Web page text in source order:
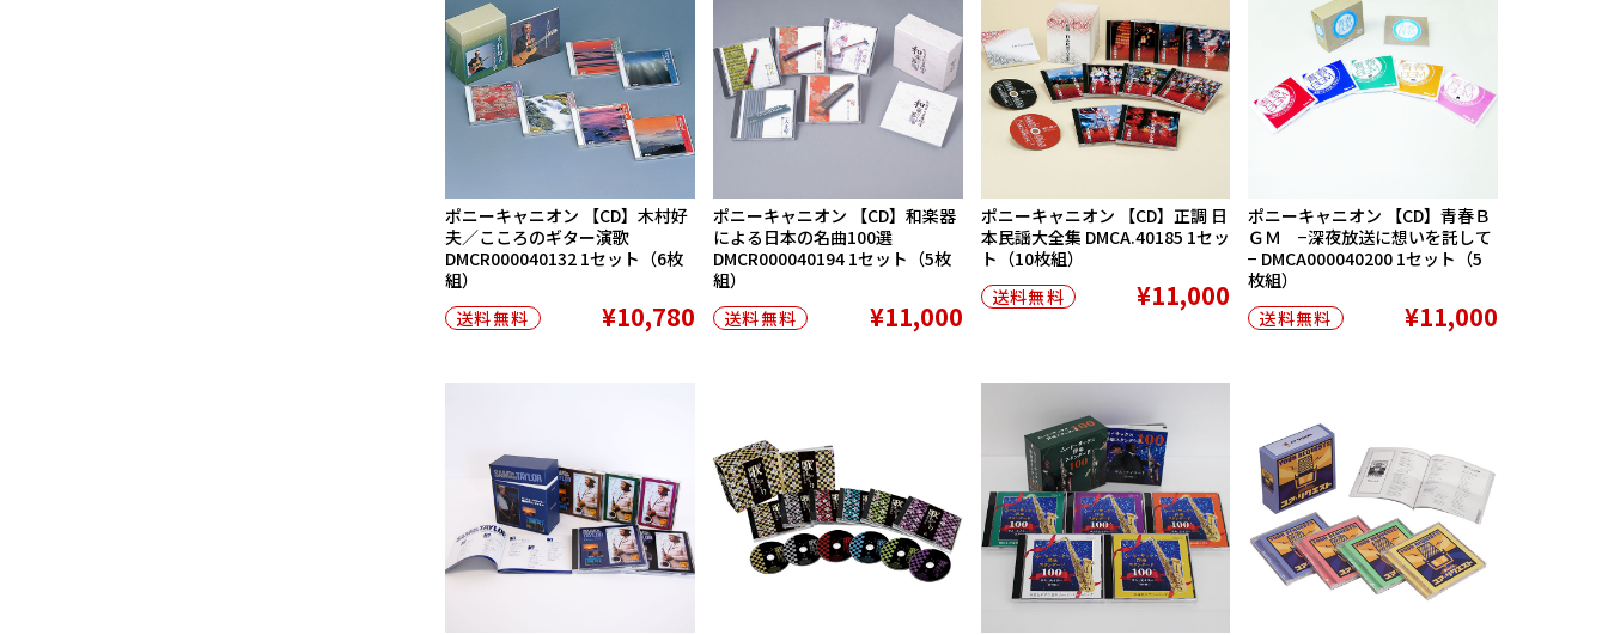
ポニーキャニオン 【CD】木村好
夫／こころのギター演歌
DMCR000040132 1セット（6枚
組）
送料無料
¥10,780
ポニーキャニオン 【CD】和楽器
による日本の名曲100選
DMCR000040194 1セット（5枚
組）
送料無料
¥11,000
ポニーキャニオン 【CD】正調 日
本民謡大全集 DMCA.40185 1セッ
ト（10枚組）
送料無料
¥11,000
ポニーキャニオン 【CD】青春Ｂ
ＧＭ −深夜放送に想いを託して
− DMCA000040200 1セット（5
枚組）
送料無料
¥11,000